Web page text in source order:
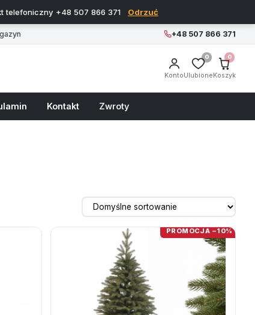
telefoniczny +48 507 866 371 Odrzuć
+48 507 866 371
Konto
0
Ulubione
0
Koszyk
Kontakt Zwroty
PROMOCJA −10%